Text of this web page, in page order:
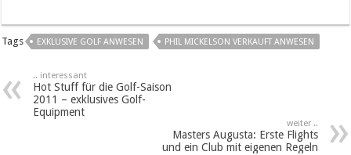
Tags EXKLUSIVE GOLF ANWESEN PHIL MICKELSON VERKAUFT ANWESEN
.. interessant
Hot Stuff für die Golf-Saison
2011 – exklusives Golf-
Equipment
weiter ..
Masters Augusta: Erste Flights
und ein Club mit eigenen Regeln